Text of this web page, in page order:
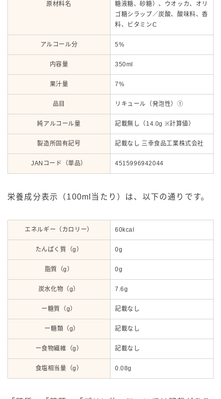
原材料名
糖液糖、砂糖）、ウオッカ、オリ
ゴ糖シラップ／炭酸、酸味料、香
料、ビタミンC
アルコール分 5%
内容量 350ml
果汁量 7%
品目 リキュール（発泡性）①
純アルコール量 記載無し（14.0g ※計算値）
製造所固有記号 記載なし 三幸食品工業株式会社
JANコード（単品） 4515996942044
栄養成分表示（100ml当たり）は、以下の通りです。
エネルギー（カロリー） 60kcal
たんぱく質（g） 0g
脂質（g） 0g
炭水化物（g） 7.6g
ー糖質（g） 記載なし
ー糖類（g） 記載なし
ー食物繊維（g） 記載なし
食塩相当量（g） 0.08g